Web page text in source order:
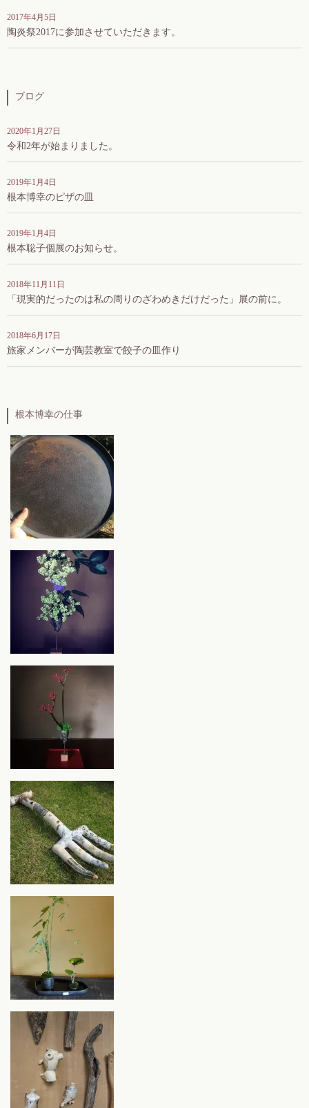
2017年4月5日
陶炎祭2017に参加させていただきます。
ブログ
2020年1月27日
令和2年が始まりました。
2019年1月4日
根本博幸のピザの皿
2019年1月4日
根本聡子個展のお知らせ。
2018年11月11日
「現実的だったのは私の周りのざわめきだけだった」展の前に。
2018年6月17日
旅家メンバーが陶芸教室で餃子の皿作り
根本博幸の仕事